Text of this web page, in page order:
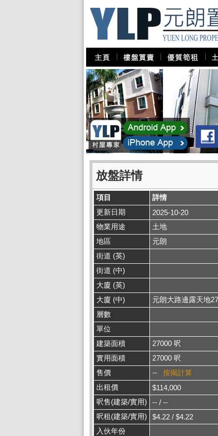
放盤詳情
項目
詳情
更新日期
2025-10-20
物業用途
土地
地區
元朗
街道 (英)
街道 (中)
大廈 (英)
大廈 (中)
元朗大路邊露天地
層數
單位
建築面積
27000 呎
實用面積
27000 呎
售價
-- 按揭計算
出租價
$114,000
呎售(建築/實用)
-- / --
呎租(建築/實用)
$4.22 / $4.22
入伙年份